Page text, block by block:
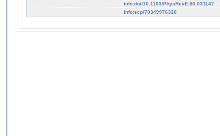
info:doi/10.1103/PhysRevE.80.031147
info:scp/70349976320